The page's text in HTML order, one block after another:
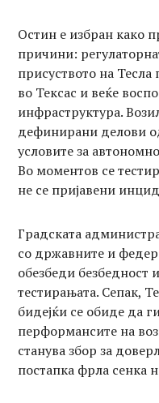
Остин е избран како
причини:
присуството на
во Тексас и веќе
инфраструктура.
дефинирани делови
условите за
Во моментов се
не се пријавени
Градската
со државните и
обезбеди безбедност
тестирањата. Сепак,
бидејќи се обиде да
перформансите на
станува збор за
постапка фрла сенка